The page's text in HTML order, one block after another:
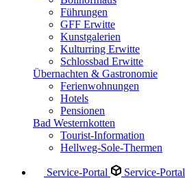
Führungen
GFF Erwitte
Kunstgalerien
Kulturring Erwitte
Schlossbad Erwitte
Übernachten & Gastronomie
Ferienwohnungen
Hotels
Pensionen
Bad Westernkotten
Tourist-Information
Hellweg-Sole-Thermen
Service-Portal Service-Portal